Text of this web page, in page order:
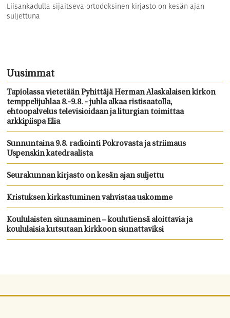
Liisankadulla sijaitseva ortodoksinen kirjasto on kesän ajan
suljettuna
Uusimmat
Tapiolassa vietetään Pyhittäjä Herman Alaskalaisen kirkon
temppelijuhlaa 8.-9.8. - juhla alkaa ristisaatolla,
ehtoopalvelus televisioidaan ja liturgian toimittaa
arkkipiispa Elia
Sunnuntaina 9.8. radiointi Pokrovasta ja striimaus
Uspenskin katedraalista
Seurakunnan kirjasto on kesän ajan suljettu
Kristuksen kirkastuminen vahvistaa uskomme
Koululaisten siunaaminen – koulutiensä aloittavia ja
koululaisia kutsutaan kirkkoon siunattaviksi